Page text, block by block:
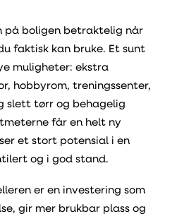
på boligen betraktelig når
faktisk kan bruke. Et sunt
muligheter: ekstra
hobbyrom, treningssenter,
slett tørr og behagelig
får en helt ny
et stort potensial i en
og i god stand.
er en investering som
gir mer brukbar plass og